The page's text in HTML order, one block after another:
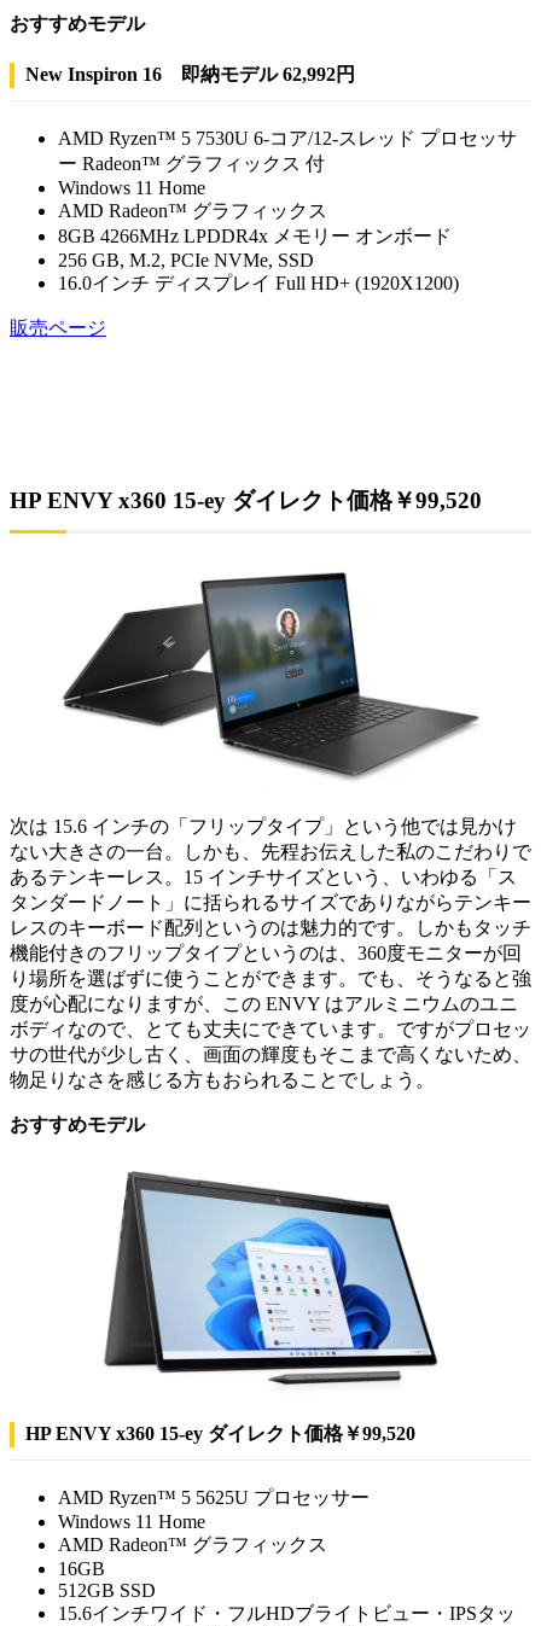
おすすめモデル
New Inspiron 16 即納モデル 62,992円
AMD Ryzen™ 5 7530U 6-コア/12-スレッド プロセッサ
ー Radeon™ グラフィックス 付
Windows 11 Home
AMD Radeon™ グラフィックス
8GB 4266MHz LPDDR4x メモリー オンボード
256 GB, M.2, PCIe NVMe, SSD
16.0インチ ディスプレイ Full HD+ (1920X1200)
販売ページ
HP ENVY x360 15-ey ダイレクト価格￥99,520
次は 15.6 インチの「フリップタイプ」という他では見かけ
ない大きさの一台。しかも、先程お伝えした私のこだわりで
あるテンキーレス。15 インチサイズという、いわゆる「ス
タンダードノート」に括られるサイズでありながらテンキー
レスのキーボード配列というのは魅力的です。しかもタッチ
機能付きのフリップタイプというのは、360度モニターが回
り場所を選ばずに使うことができます。でも、そうなると強
度が心配になりますが、この ENVY はアルミニウムのユニ
ボディなので、とても丈夫にできています。ですがプロセッ
サの世代が少し古く、画面の輝度もそこまで高くないため、
物足りなさを感じる方もおられることでしょう。
おすすめモデル
HP ENVY x360 15-ey ダイレクト価格￥99,520
AMD Ryzen™ 5 5625U プロセッサー
Windows 11 Home
AMD Radeon™ グラフィックス
16GB
512GB SSD
15.6インチワイド・フルHDブライトビュー・IPSタッ